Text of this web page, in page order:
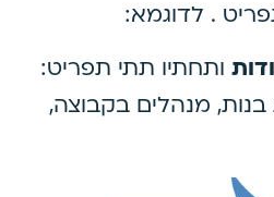
. לדוגמא:
ותחתיו תתי תפריט:
מנהלים בקבוצה,